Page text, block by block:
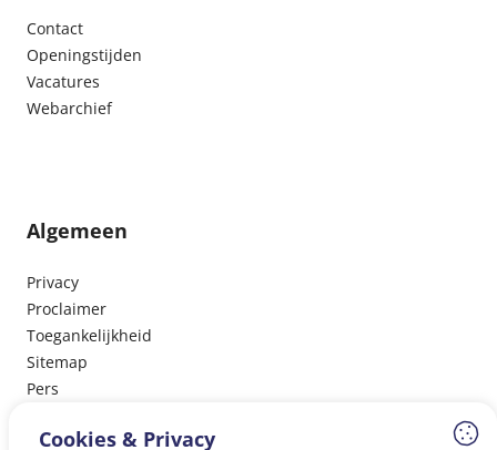
Cookies & Privacy
Contact
Openingstijden
Vacatures
Webarchief
Algemeen
Privacy
Proclaimer
Toegankelijkheid
Sitemap
Pers